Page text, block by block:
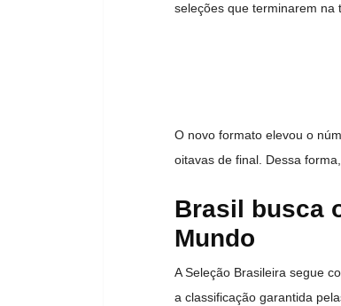
seleções que terminarem na
O novo formato elevou o
oitavas de final. Dessa
Brasil busca
Mundo
A Seleção Brasileira segue
a classificação garantida